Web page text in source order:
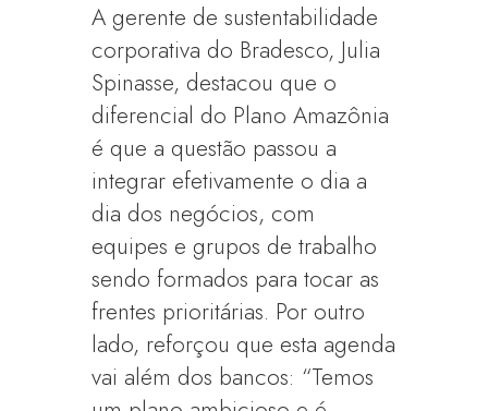
A gerente de sustentabilidade
corporativa do Bradesco, Julia
Spinasse, destacou que o
diferencial do Plano Amazônia
é que a questão passou a
integrar efetivamente o dia a
dia dos negócios, com
equipes e grupos de trabalho
sendo formados para tocar as
frentes prioritárias. Por outro
lado, reforçou que esta agenda
vai além dos bancos: “Temos